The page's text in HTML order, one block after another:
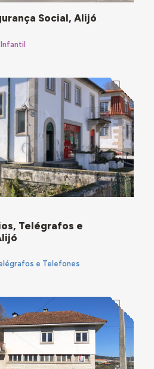
Social, Alijó
Telégrafos e
e Telefones